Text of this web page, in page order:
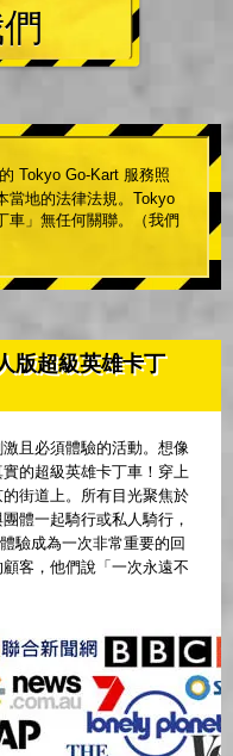
Tokyo Go-Kart 服務照
當地的法律法規。Tokyo
車」無任何關聯。（我們
版超級英雄卡丁
且必須體驗的活動。想像
的超級英雄卡丁車！穿上
街道上。所有目光聚焦於
體一起騎行或私人騎行，
驗成為一次非常重要的回
客，他們說「一次永遠不